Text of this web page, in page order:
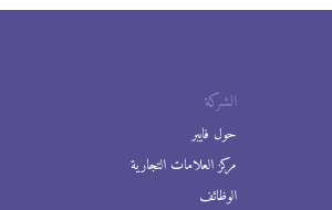
الشركة
حول فايبر
مركز العلامات التجارية
الوظائف